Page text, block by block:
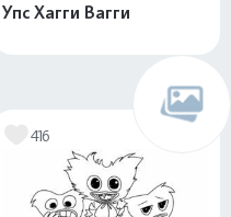
Упс Хагги Вагги
416